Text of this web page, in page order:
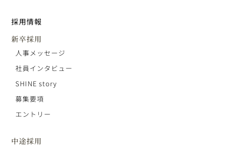
採用情報
新卒採用
人事メッセージ
社員インタビュー
SHINE story
募集要項
エントリー
中途採用